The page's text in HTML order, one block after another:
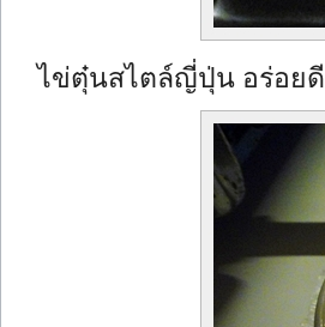
ไข่ตุ๋นสไตล์ญี่ปุ่น อร่อยดี